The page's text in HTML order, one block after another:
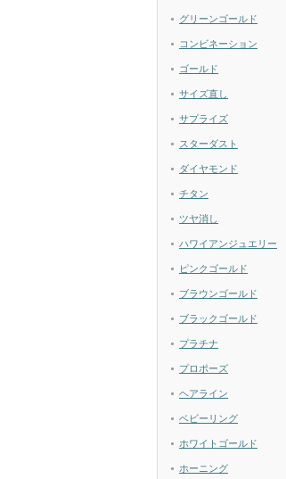
グリーンゴールド
コンビネーション
ゴールド
サイズ直し
サプライズ
スターダスト
ダイヤモンド
チタン
ツヤ消し
ハワイアンジュエリー
ピンクゴールド
ブラウンゴールド
ブラックゴールド
プラチナ
プロポーズ
ヘアライン
ベビーリング
ホワイトゴールド
ホーニング